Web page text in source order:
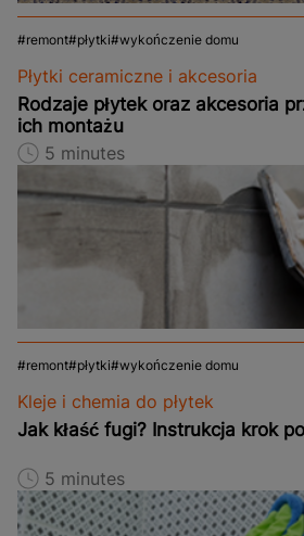
remont płytki wykończenie domu
Płytki ceramiczne i akcesoria
Rodzaje płytek oraz akcesoria
ich montażu
5 minutes
remont płytki wykończenie domu
Kleje i chemia do płytek
Jak kłaść fugi? Instrukcja krok
5 minutes